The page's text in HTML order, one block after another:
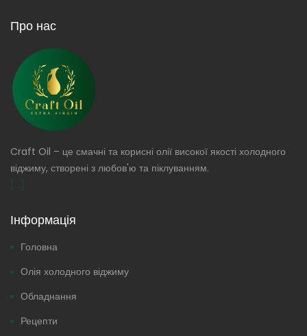
Про нас
Craft Oil – це смачні та корисні олії високої якості холодного
віджиму, створені з любов'ю та піклуванням.
[...]
Інформація
Головна
Олія холодного віджиму
Обладнання
Рецепти